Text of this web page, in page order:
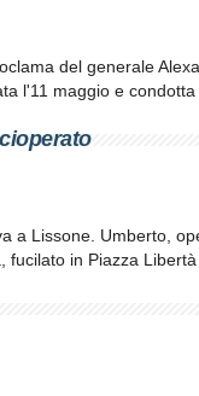
del generale
l'11 maggio e condotta
a Lissone. Umberto,
fucilato in Piazza Libertà